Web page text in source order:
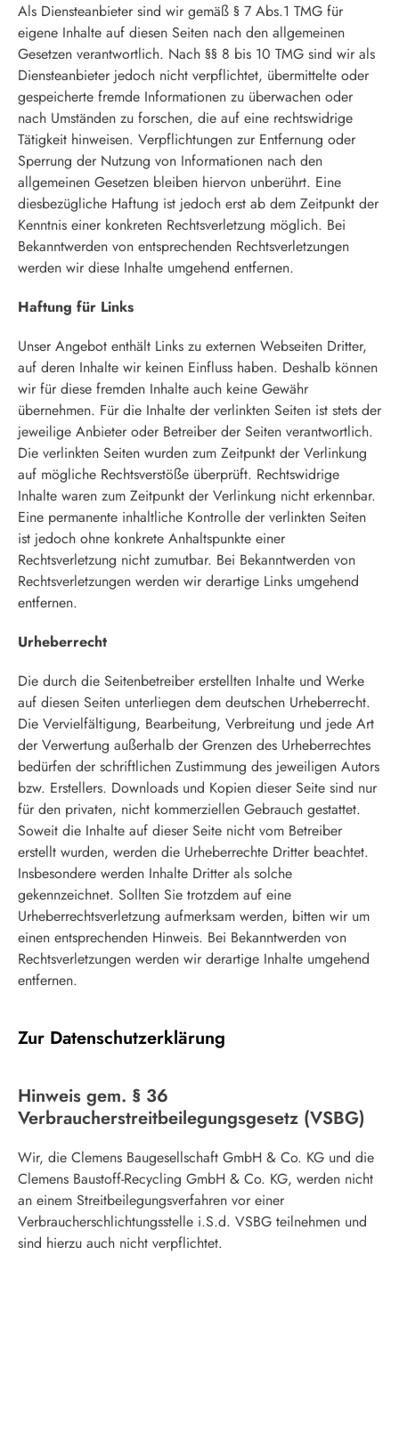
Als Diensteanbieter sind wir gemäß § 7 Abs.1 TMG für
eigene Inhalte auf diesen Seiten nach den allgemeinen
Gesetzen verantwortlich. Nach §§ 8 bis 10 TMG sind wir als
Diensteanbieter jedoch nicht verpflichtet, übermittelte oder
gespeicherte fremde Informationen zu überwachen oder
nach Umständen zu forschen, die auf eine rechtswidrige
Tätigkeit hinweisen. Verpflichtungen zur Entfernung oder
Sperrung der Nutzung von Informationen nach den
allgemeinen Gesetzen bleiben hiervon unberührt. Eine
diesbezügliche Haftung ist jedoch erst ab dem Zeitpunkt der
Kenntnis einer konkreten Rechtsverletzung möglich. Bei
Bekanntwerden von entsprechenden Rechtsverletzungen
werden wir diese Inhalte umgehend entfernen.
Haftung für Links
Unser Angebot enthält Links zu externen Webseiten Dritter,
auf deren Inhalte wir keinen Einfluss haben. Deshalb können
wir für diese fremden Inhalte auch keine Gewähr
übernehmen. Für die Inhalte der verlinkten Seiten ist stets der
jeweilige Anbieter oder Betreiber der Seiten verantwortlich.
Die verlinkten Seiten wurden zum Zeitpunkt der Verlinkung
auf mögliche Rechtsverstöße überprüft. Rechtswidrige
Inhalte waren zum Zeitpunkt der Verlinkung nicht erkennbar.
Eine permanente inhaltliche Kontrolle der verlinkten Seiten
ist jedoch ohne konkrete Anhaltspunkte einer
Rechtsverletzung nicht zumutbar. Bei Bekanntwerden von
Rechtsverletzungen werden wir derartige Links umgehend
entfernen.
Urheberrecht
Die durch die Seitenbetreiber erstellten Inhalte und Werke
auf diesen Seiten unterliegen dem deutschen Urheberrecht.
Die Vervielfältigung, Bearbeitung, Verbreitung und jede Art
der Verwertung außerhalb der Grenzen des Urheberrechtes
bedürfen der schriftlichen Zustimmung des jeweiligen Autors
bzw. Erstellers. Downloads und Kopien dieser Seite sind nur
für den privaten, nicht kommerziellen Gebrauch gestattet.
Soweit die Inhalte auf dieser Seite nicht vom Betreiber
erstellt wurden, werden die Urheberrechte Dritter beachtet.
Insbesondere werden Inhalte Dritter als solche
gekennzeichnet. Sollten Sie trotzdem auf eine
Urheberrechtsverletzung aufmerksam werden, bitten wir um
einen entsprechenden Hinweis. Bei Bekanntwerden von
Rechtsverletzungen werden wir derartige Inhalte umgehend
entfernen.
Zur Datenschutzerklärung
Hinweis gem. § 36
Verbraucherstreitbeilegungsgesetz (VSBG)
Wir, die Clemens Baugesellschaft GmbH & Co. KG und die
Clemens Baustoff-Recycling GmbH & Co. KG, werden nicht
an einem Streitbeilegungsverfahren vor einer
Verbraucherschlichtungsstelle i.S.d. VSBG teilnehmen und
sind hierzu auch nicht verpflichtet.